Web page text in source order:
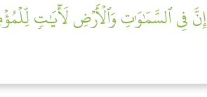
إِنَّ فِي ٱلسَّمَٰوَٰتِ وَٱلۡأَرۡضِ لَأٓيَٰتٖ